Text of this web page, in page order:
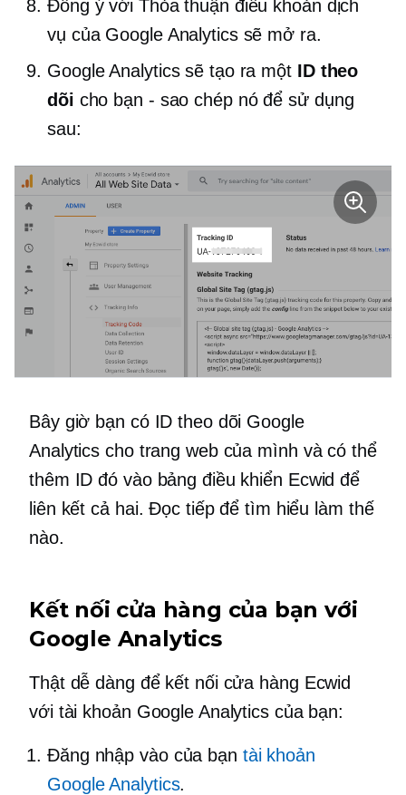
Đồng ý với Thỏa thuận điều khoản dịch
vụ của Google Analytics sẽ mở ra.
Google Analytics sẽ tạo ra một ID theo
dõi cho bạn - sao chép nó để sử dụng
sau:
Bây giờ bạn có ID theo dõi Google
Analytics cho trang web của mình và có thể
thêm ID đó vào bảng điều khiển Ecwid để
liên kết cả hai. Đọc tiếp để tìm hiểu làm thế
nào.
Kết nối cửa hàng của bạn với
Google Analytics
Thật dễ dàng để kết nối cửa hàng Ecwid
với tài khoản Google Analytics của bạn:
Đăng nhập vào của bạn tài khoản
Google Analytics.